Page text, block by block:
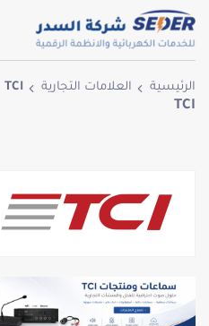
الرئيسية العلامات التجارية TCI
TCI